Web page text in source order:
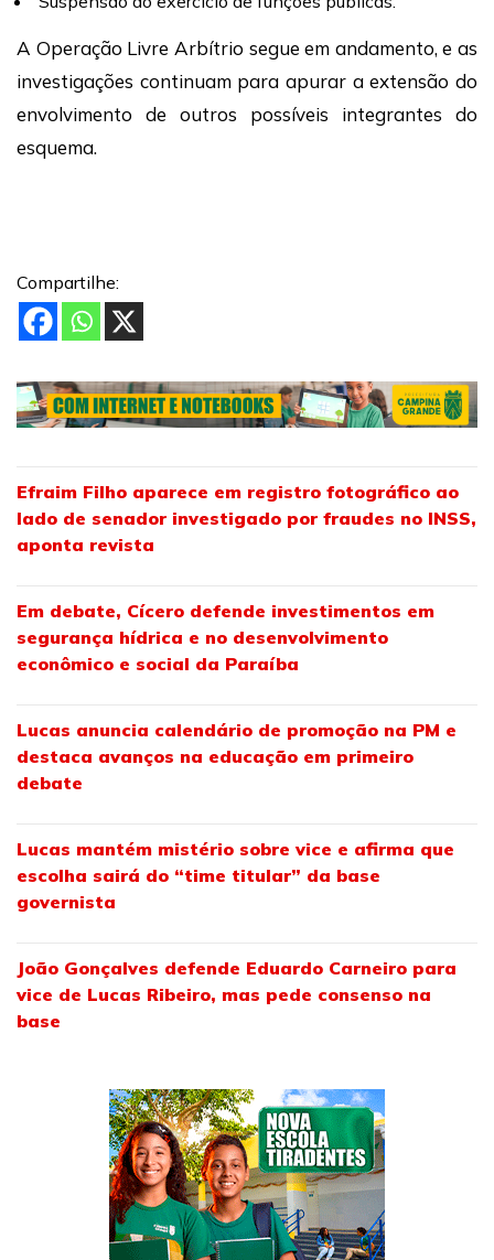
A Operação Livre Arbítrio segue em andamento, e as
investigações continuam para apurar a extensão do
envolvimento de outros possíveis integrantes do
esquema.
Compartilhe:
Efraim Filho aparece em registro fotográfico ao
lado de senador investigado por fraudes no INSS,
aponta revista
Em debate, Cícero defende investimentos em
segurança hídrica e no desenvolvimento
econômico e social da Paraíba
Lucas anuncia calendário de promoção na PM e
destaca avanços na educação em primeiro
debate
Lucas mantém mistério sobre vice e afirma que
escolha sairá do “time titular” da base
governista
João Gonçalves defende Eduardo Carneiro para
vice de Lucas Ribeiro, mas pede consenso na
base